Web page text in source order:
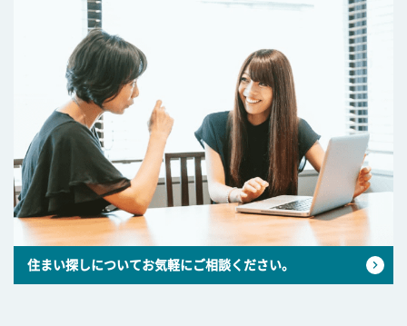
住まい探しについてお気軽にご相談ください。